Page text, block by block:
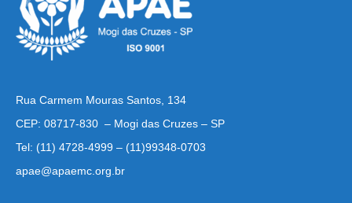
Rua Carmem Mouras Santos, 134
CEP: 08717-830 – Mogi das Cruzes – SP
Tel: (11) 4728-4999 – (11)99348-0703
apae@apaemc.org.br